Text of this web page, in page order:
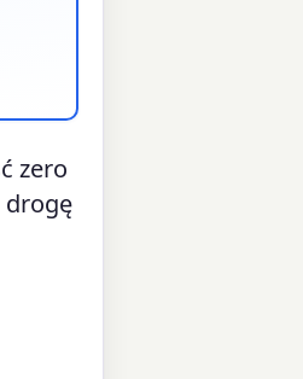
zero
drogę